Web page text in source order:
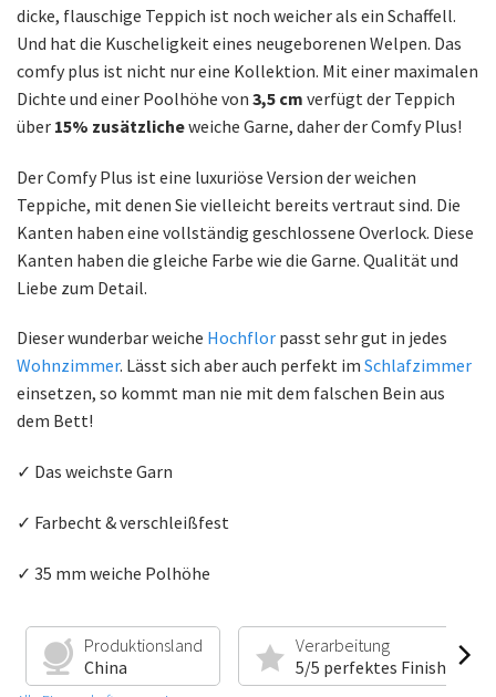
dicke, flauschige Teppich ist noch weicher als ein Schaffell.
Und hat die Kuscheligkeit eines neugeborenen Welpen. Das
comfy plus ist nicht nur eine Kollektion. Mit einer maximalen
Dichte und einer Poolhöhe von 3,5 cm verfügt der Teppich
über 15% zusätzlicheweiche Garne, daher der Comfy Plus!
Der Comfy Plus ist eine luxuriöse Version der weichen
Teppiche, mit denen Sie vielleicht bereits vertraut sind. Die
Kanten haben eine vollständig geschlossene Overlock. Diese
Kanten haben die gleiche Farbe wie die Garne. Qualität und
Liebe zum Detail.
Dieser wunderbar weiche Hochflor passt sehr gut in jedes
Wohnzimmer. Lässt sich aber auch perfekt im Schlafzimmer
einsetzen, so kommt man nie mit dem falschen Bein aus
dem Bett!
✓ Das weichste Garn
✓ Farbecht & verschleißfest
✓ 35 mm weiche Polhöhe
Produktionsland
China
Verarbeitung
5/5 perfektes Finish